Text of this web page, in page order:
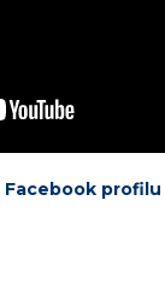
Facebook profilu